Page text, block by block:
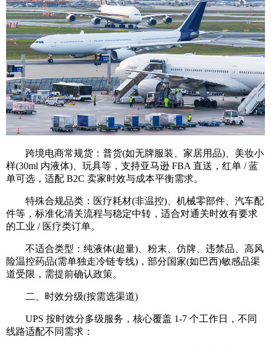
跨境电商常规货：普货(如无牌服装、家居用品)、美妆小
样(30ml 内液体)、玩具等，支持亚马逊 FBA 直送，红单 / 蓝
单可选，适配 B2C 卖家时效与成本平衡需求。
特殊合规品类：医疗耗材(非温控)、机械零部件、汽车配
件等，标准化清关流程与稳定中转，适合对通关时效有要求
的工业 / 医疗类订单。
不适合类型：纯液体(超量)、粉末、仿牌、违禁品、高风
险温控药品(需单独走冷链专线)，部分国家(如巴西)敏感品渠
道受限，需提前确认政策。
二、时效分级(按需选渠道)
UPS 按时效分多级服务，核心覆盖 1-7 个工作日，不同
线路适配不同需求：